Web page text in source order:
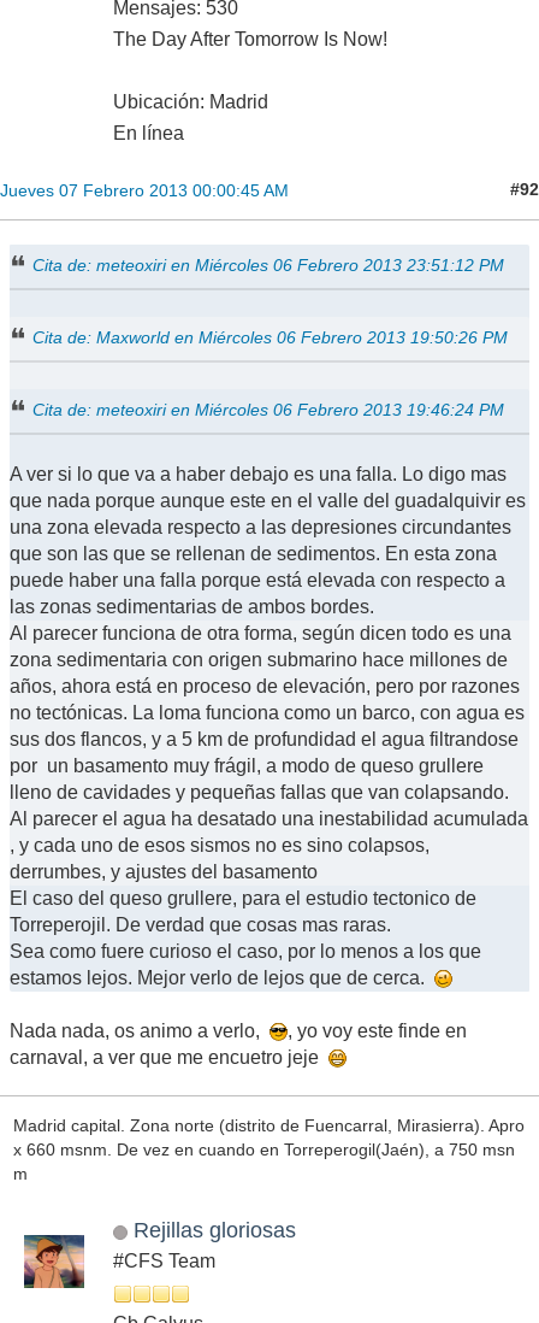
Mensajes: 530
The Day After Tomorrow Is Now!
Ubicación: Madrid
En línea
Jueves 07 Febrero 2013 00:00:45 AM #92
Cita de: meteoxiri en Miércoles 06 Febrero 2013 23:51:12 PM
Cita de: Maxworld en Miércoles 06 Febrero 2013 19:50:26 PM
Cita de: meteoxiri en Miércoles 06 Febrero 2013 19:46:24 PM
A ver si lo que va a haber debajo es una falla. Lo digo mas
que nada porque aunque este en el valle del guadalquivir es
una zona elevada respecto a las depresiones circundantes
que son las que se rellenan de sedimentos. En esta zona
puede haber una falla porque está elevada con respecto a
las zonas sedimentarias de ambos bordes.
Al parecer funciona de otra forma, según dicen todo es una
zona sedimentaria con origen submarino hace millones de
años, ahora está en proceso de elevación, pero por razones
no tectónicas. La loma funciona como un barco, con agua es
sus dos flancos, y a 5 km de profundidad el agua filtrandose
por un basamento muy frágil, a modo de queso grullere
lleno de cavidades y pequeñas fallas que van colapsando.
Al parecer el agua ha desatado una inestabilidad acumulada
, y cada uno de esos sismos no es sino colapsos,
derrumbes, y ajustes del basamento
El caso del queso grullere, para el estudio tectonico de
Torreperojil. De verdad que cosas mas raras.
Sea como fuere curioso el caso, por lo menos a los que
estamos lejos. Mejor verlo de lejos que de cerca.
Nada nada, os animo a verlo,
, yo voy este finde en
carnaval, a ver que me encuetro jeje
Madrid capital. Zona norte (distrito de Fuencarral, Mirasierra). Apro
x 660 msnm. De vez en cuando en Torreperogil(Jaén), a 750 msn
m
Rejillas gloriosas
#CFS Team